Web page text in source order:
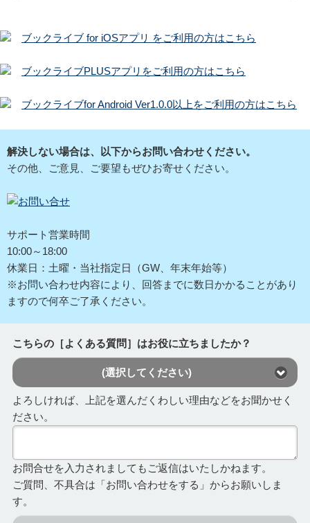
ブックライブ for iOSアプリ をご利用の方はこちら
ブックライブPLUSアプリをご利用の方はこちら
ブックライブfor Android Ver1.0.0以上をご利用の方はこちら
解決しない場合は、以下からお問い合わせください。
その他、ご意見、ご要望もぜひお寄せください。
サポート営業時間
10:00～18:00
休業日：土曜・当社指定日（GW、年末年始等）
※お問い合わせ内容により、回答までに数日かかることがあり
ますので何卒ご了承ください。
こちらの［よくある質問］はお役に立ちましたか？
(選択してください)
よろしければ、上記を選んだくわしい理由などをお聞かせく
ださい。
お問合せを入力されましてもご返信はいたしかねます。
ご質問、不具合は「お問い合わせをする」からお願いしま
す。